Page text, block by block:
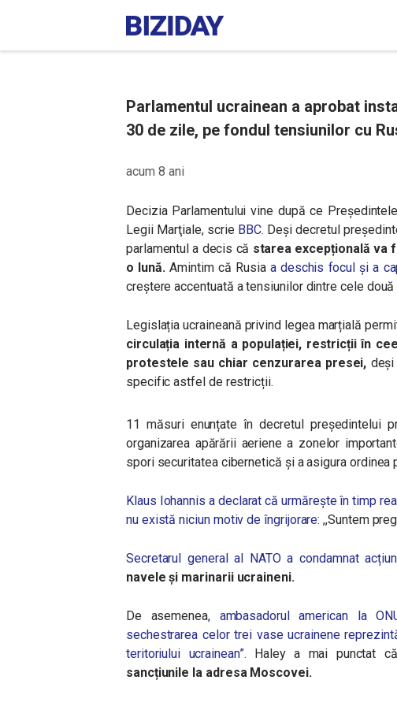
Parlamentul ucrainean a aprobat
30 de zile, pe fondul tensiunilor cu
acum 8 ani
Decizia Parlamentului vine după ce
Legii Marţiale, scrie BBC. Deși decretul
parlamentul a decis că starea excepțională va
o lună.Amintim că Rusia a deschis focul și a
creștere accentuată a tensiunilor dintre cele două
Legislația ucraineană privind legea marțială
circulația internă a populației, restricții în
protestele sau chiar cenzurarea presei, deși
specific astfel de restricții.
11 măsuri enunțate în decretul președintelui
organizarea apărării aeriene a zonelor
spori securitatea cibernetică și a asigura ordinea
Klaus Iohannis a declarat că urmărește în timp
nu există niciun motiv de îngrijorare: ,,Suntem
Secretarul general al NATO a condamnat
navele şi marinarii ucraineni.
De asemenea, ambasadorul american la
sechestrarea celor trei vase ucrainene
teritoriului ucrainean”. Haley a mai punctat
sancțiunile la adresa Moscovei.